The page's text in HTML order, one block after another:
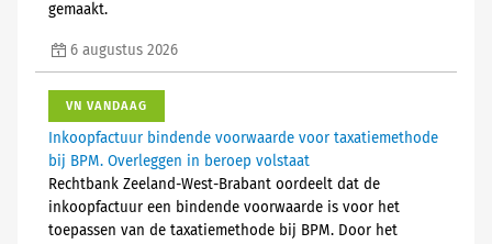
gemaakt.
6 augustus 2026
VN VANDAAG
Inkoopfactuur bindende voorwaarde voor taxatiemethode
bij BPM. Overleggen in beroep volstaat
Rechtbank Zeeland-West-Brabant oordeelt dat de
inkoopfactuur een bindende voorwaarde is voor het
toepassen van de taxatiemethode bij BPM. Door het